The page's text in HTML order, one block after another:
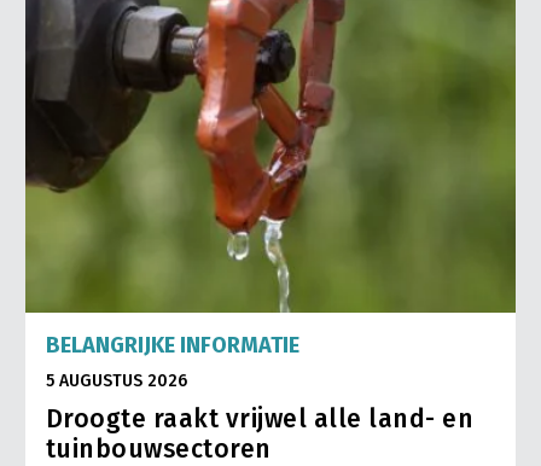
BELANGRIJKE INFORMATIE
5 AUGUSTUS 2026
Droogte raakt vrijwel alle land- en
tuinbouwsectoren